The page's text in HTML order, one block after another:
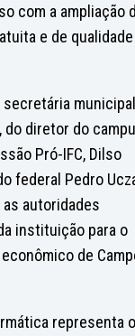
com a ampliação
e de
municipal
do diretor do
Pró-IFC, Dilso
federal Pedro
as autoridades
instituição para o
de
representa o